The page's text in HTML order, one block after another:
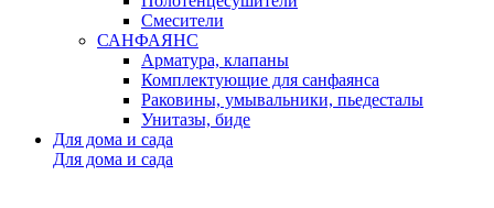
Смесители
САНФАЯНС
Арматура, клапаны
Комплектующие для санфаянса
Раковины, умывальники, пьедесталы
Унитазы, биде
Для дома и сада
Для дома и сада